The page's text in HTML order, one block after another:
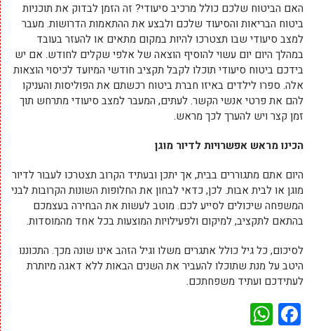
האם הביטוח שלכם כולל מרכיב סיעודי? זה הזמן לבדוק את תוכניות
ביטוח הבריאות והסיעוד שלכם ולבצע את ההתאמות הדרושות. מעבר
למצב סיעודי שבו תצטרכו להיות במקום מתאים או להעזר בעובד
במהלך היום יום עשוי להוסיף הוצאה של אלפי שקלים לחודש. אם יש
בידכם ביטוח סיעודי תוכלו לקבל תקציב חודשי המיועד לכיסוי הוצאות
אלה. ספרו לילדים באיזו חברת ביטוח רכשתם את הפוליסות והעניקו
להם את פרטי אנשי הקשר. לעתים, המעבר למצב סיעודי מתרחש תוך
זמן קצר ויש להערך לכך מראש.
הכינו מראש אפשרויות לדיור מוגן
היום אתם מתגוררים בבית, אך יתכן ובעתיד הקרוב תצטרכו לעבור לדיור
מוגן או לבית אבות. לכן, כדאי לבחון את החלופות השונות הקרובות לבני
המשפחה שיכולים לסייע לכם. מוטב לעשות את הבחירה בעצמכם
בהתאם לתקציב, למיקום ולפעילויות המוצעות בכל אחד מהמוסדות.
לסיכום, כל גיל כולל אתגרים משלו וגיל הזהב אינו שונה מכך. התכוננו
היטב על מנת שתוכלו להעביר את השנים הבאות ללא דאגה מיותרת
לעתידכם ועתיד משפחתכם.
Facebook